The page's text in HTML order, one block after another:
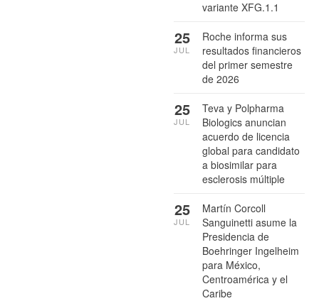
variante XFG.1.1
Roche informa sus
resultados financieros
del primer semestre
de 2026
25
JUL
Teva y Polpharma
Biologics anuncian
acuerdo de licencia
global para candidato
a biosimilar para
esclerosis múltiple
25
JUL
Martín Corcoll
Sanguinetti asume la
Presidencia de
Boehringer Ingelheim
para México,
Centroamérica y el
Caribe
25
JUL